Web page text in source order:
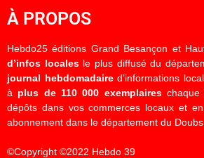
À PROPOS
Hebdo25 éditions Grand Besançon et
d’infos localesle plus diffusé du
journal hebdomadaired’informations
à plus de 110 000 exemplaireschaque
dépôts dans vos commerces locaux et
abonnement dans le département du Doubs.
©Copyright ©2022 Hebdo 39